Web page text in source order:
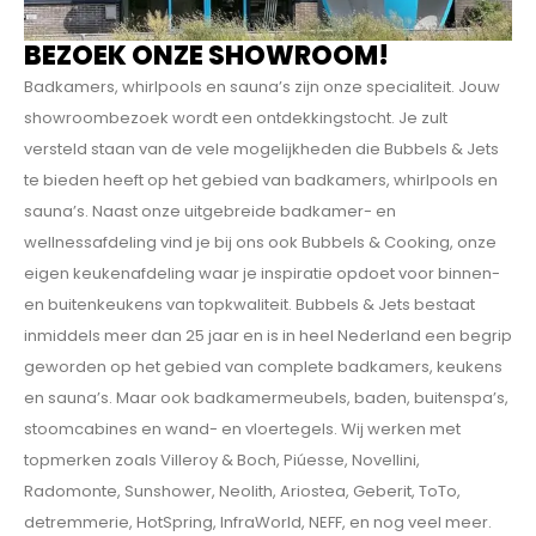
BEZOEK ONZE SHOWROOM!
Badkamers, whirlpools en sauna’s zijn onze specialiteit. Jouw
showroombezoek wordt een ontdekkings­tocht. Je zult
versteld staan van de vele mogelijkheden die Bubbels & Jets
te bieden heeft op het gebied van badkamers, whirlpools en
sauna’s. Naast onze uitgebreide badkamer- en
wellnessafdeling vind je bij ons ook Bubbels & Cooking, onze
eigen keukenafdeling waar je inspiratie opdoet voor binnen-
en buitenkeukens van topkwaliteit. Bubbels & Jets bestaat
inmiddels meer dan 25 jaar en is in heel Nederland een begrip
geworden op het gebied van complete badkamers, keukens
en sauna’s. Maar ook badkamermeubels, baden, buitenspa’s,
stoomcabines en wand- en vloertegels. Wij werken met
topmerken zoals Villeroy & Boch, Piúesse, Novellini,
Radomonte, Sunshower, Neolith, Ariostea, Geberit, ToTo,
detremmerie, HotSpring, InfraWorld, NEFF, en nog veel meer.